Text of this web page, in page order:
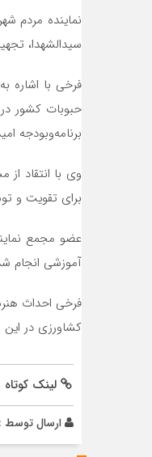
سیدالشهدا،
برنامه‌وبودجه
وی با انتقاد
برای تقویت و
عضو مجمع
آموزشی انجام
فرخی احداث
کشاورزی در
لینک کوتاه
ارسال توسط :